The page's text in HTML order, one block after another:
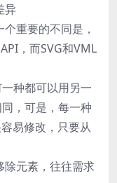
异
重要的不同是，
，而SVG和VML
种都可以用另一
，可是，每一种
易修改，只要从
元素，往往需求